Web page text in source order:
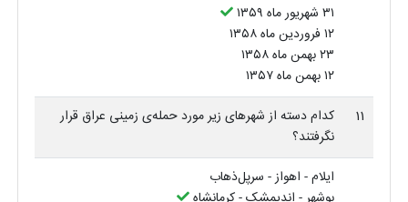
۱‏۳‏ شهریور ماه ۹‏۵‏۳‏۱‏
۲‏۱‏ فروردین ماه ۸‏۵‏۳‏۱‏
۳‏۲‏ بهمن ماه ۸‏۵‏۳‏۱‏
۲‏۱‏ بهمن ماه ۷‏۵‏۳‏۱‏
11
کدام دسته از شهرهای زیر مورد حمله‌ی زمینی عراق قرار
نگرفتند؟
ایلام - اهواز - سرپل‌ذهاب